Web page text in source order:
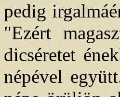
pedig
"Ezért
dicséretet
népével